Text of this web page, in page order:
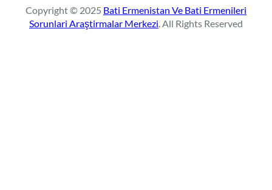
c
h
Copyright © 2025 Bati Ermenistan Ve Bati Ermenileri
Sorunlari Araştirmalar Merkezi . All Rights Reserved